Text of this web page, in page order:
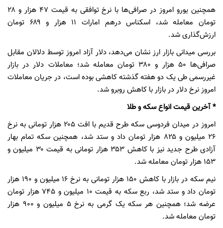
همچنین ‌یورو امروز در صرافی‌ها با نرخ توافقی به قیمت ۴۷ هزار و ۲۸
تومان معامله شد، اسکناس درهم امارات ۱۱ هزار و ۶۸۹ تومان
ارزش‌گذاری شد.
بررسی میدانی بازار ارز نشان می‌دهد‌،‌ دلار آزاد امروز توسط دلالان مقابل
صرافی‌ها ۵۰ هزار و ۳۸۰ تومان معامله شد؛ معاملات دلار در بازار
غیررسمی طی یک دو هفته گذشته کاهشی بوده است، در جریان معاملات
امروز نرخ دلار در بازار با کاهش روبرو شد.
* آخرین قیمت انواع سکه و طلا
امروز در میدان فردوسی سکه طرح قدیم‌‌ با افت ۲۰۵ هزار تومانی به نرخ
۲۶ میلیون و ۸۲۵ هزار تومان داد و ستد شد، همچنین سکه تمام بهار
آزادی طرح جدید نیز با کاهش ۳۵۳ هزار تومانی به قیمت ۳۰ میلیون و
۱۵۳ هزار تومان معامله شد.
نیم سکه در بازار با کاهش ۱۵۰ هزار تومانی به نرخ ۱۶ میلیون و ۱۹۰ هزار
تومان داد و ستد شد، ربع سکه به قیمت ۱۰ میلیون و ۷۴۵ هزار تومان
عرضه شد؛ همچنین هر سکه یک گرمی به نرخ ۵ میلیون و ۹۰۰ هزار
تومان معامله شد.